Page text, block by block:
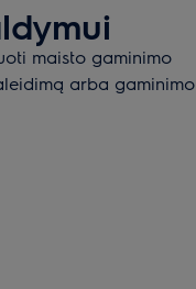
maisto gaminimo
arba gaminimo